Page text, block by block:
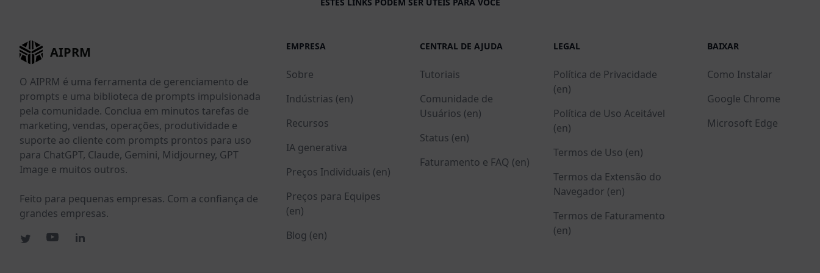
AIPRM
O AIPRM é uma ferramenta de gerenciamento de
prompts e uma biblioteca de prompts impulsionada
pela comunidade. Conclua em minutos tarefas de
marketing, vendas, operações, produtividade e
suporte ao cliente com prompts prontos para uso
para ChatGPT, Claude, Gemini, Midjourney, GPT
Image e muitos outros.
Feito para pequenas empresas. Com a confiança de
grandes empresas.
EMPRESA
Sobre
Indústrias (en)
Recursos
IA generativa
Preços Individuais (en)
Preços para Equipes
(en)
Blog (en)
CENTRAL DE AJUDA
Tutoriais
Comunidade de
Usuários (en)
Status (en)
Faturamento e FAQ (en)
LEGAL
Política de Privacidade
(en)
Política de Uso Aceitável
(en)
Termos de Uso (en)
Termos da Extensão do
Navegador (en)
Termos de Faturamento
(en)
BAIXAR
Como Instalar
Google Chrome
Microsoft Edge